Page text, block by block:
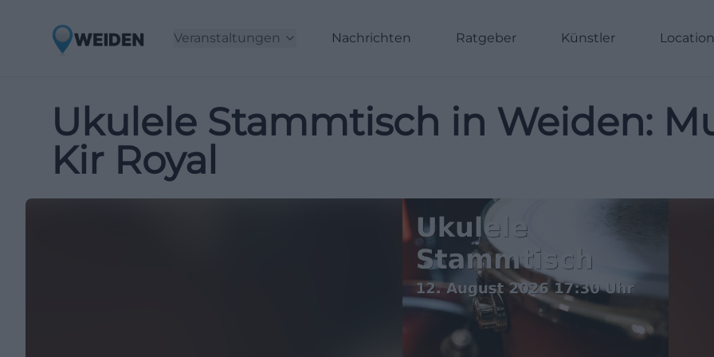
Veranstaltungen Nachrichten Ratgeber Künstler
Ukulele Stammtisch in Weiden:
Kir Royal